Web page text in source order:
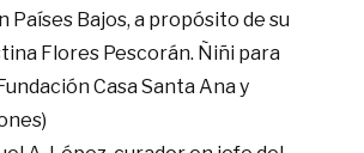
Países Bajos, a propósito de su
Flores Pescorán. Ñiñi para
Casa Santa Ana y